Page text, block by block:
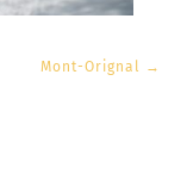
Mont-Orignal →